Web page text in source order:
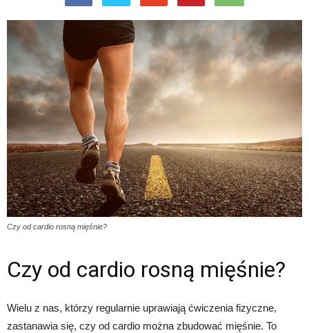
Czy od cardio rosną mięśnie?
Czy od cardio rosną mięśnie?
Wielu z nas, którzy regularnie uprawiają ćwiczenia fizyczne,
zastanawia się, czy od cardio można zbudować mięśnie. To